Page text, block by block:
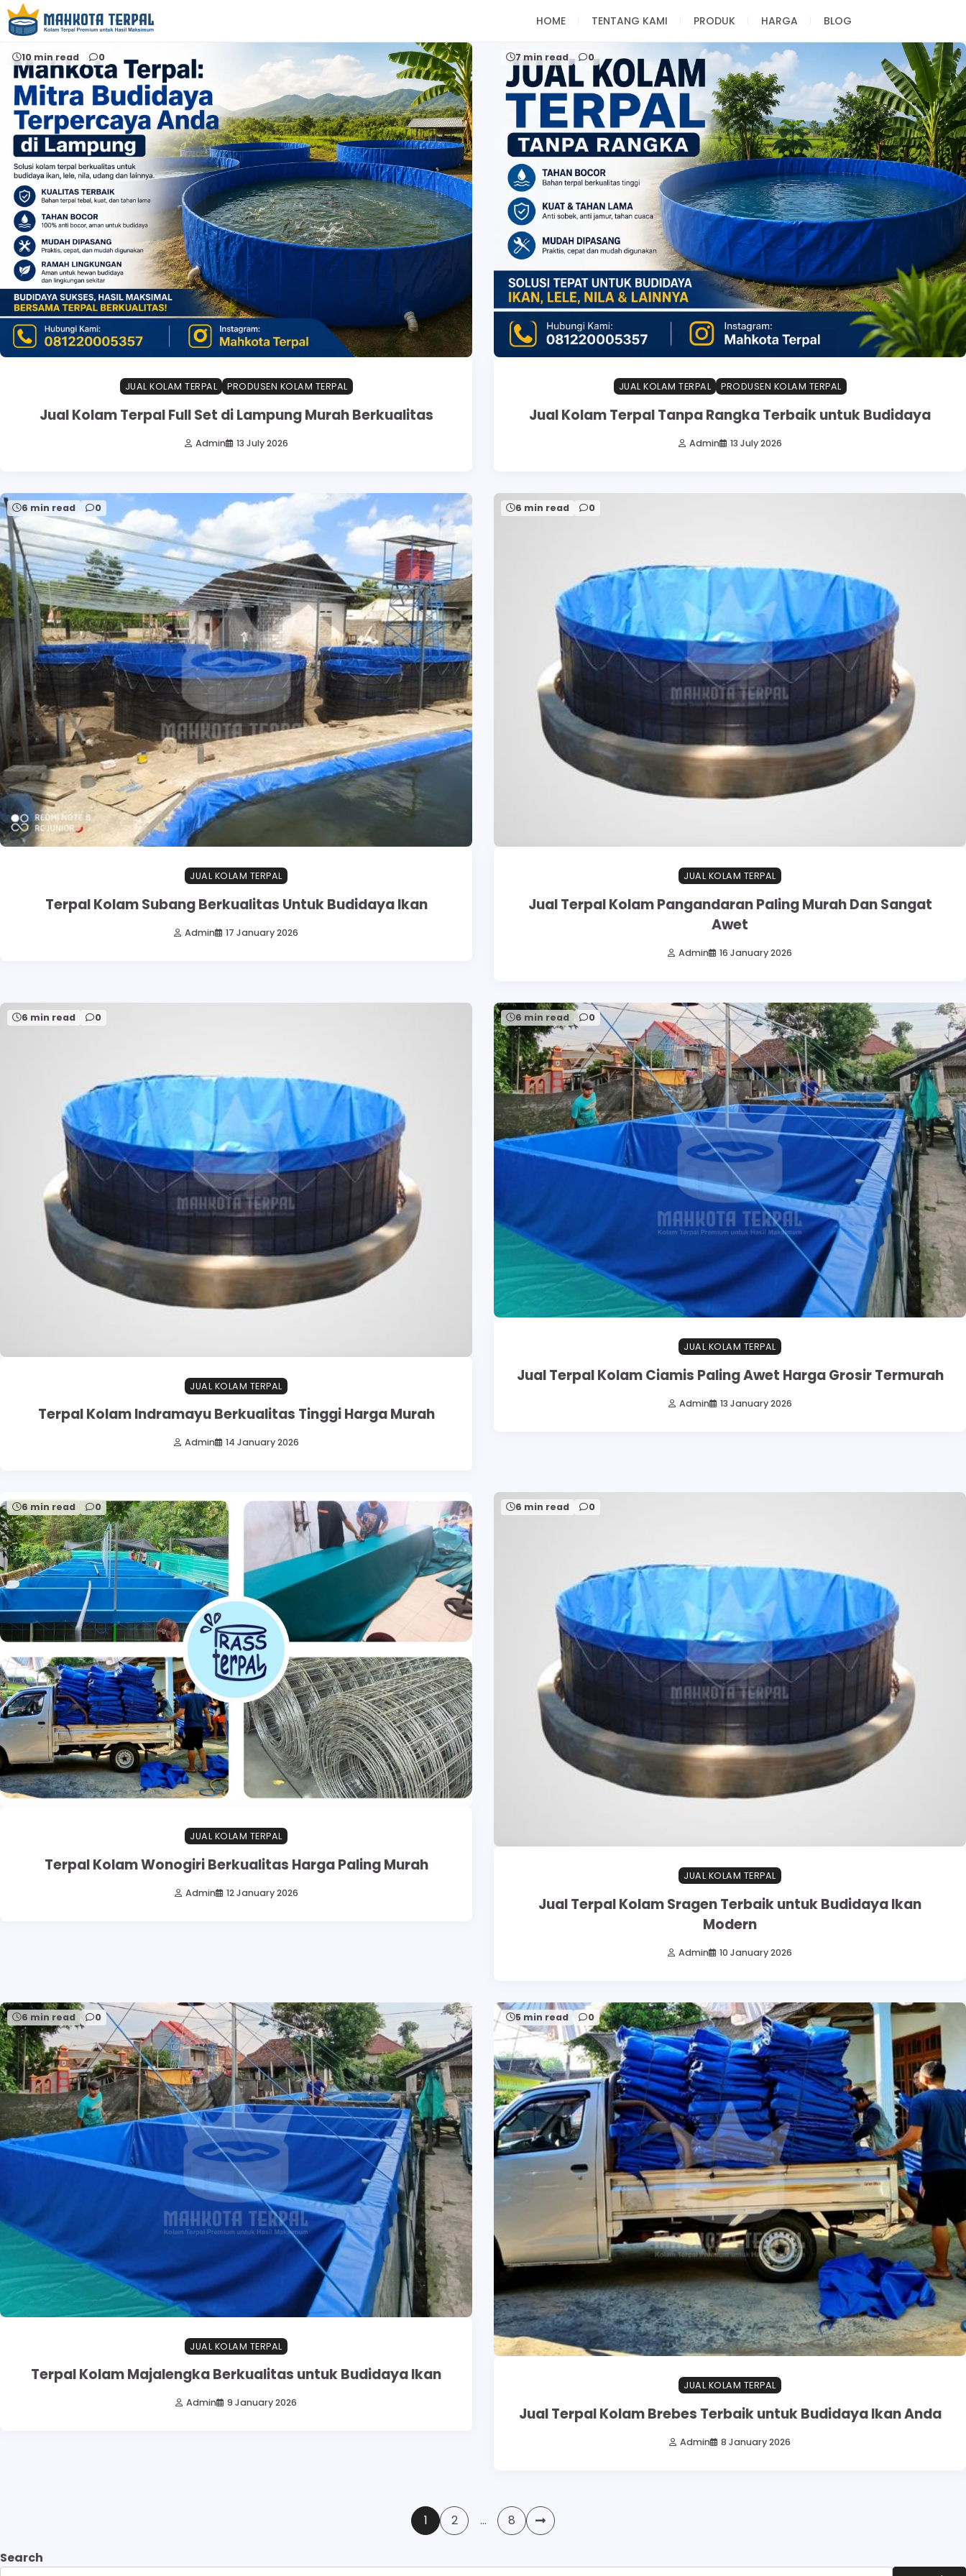
HOME TENTANG KAMI PRODUK HARGA BLOG
Home Jual Kolam Terpal
10 min read 0
JUAL KOLAM TERPAL PRODUSEN KOLAM TERPAL
Jual Kolam Terpal Full Set di Lampung Murah Berkualitas
Admin 13 July 2026
7 min read 0
JUAL KOLAM TERPAL PRODUSEN KOLAM TERPAL
Jual Kolam Terpal Tanpa Rangka Terbaik untuk Budidaya
Admin 13 July 2026
6 min read 0
JUAL KOLAM TERPAL
Terpal Kolam Subang Berkualitas Untuk Budidaya Ikan
Admin 17 January 2026
6 min read 0
JUAL KOLAM TERPAL
Jual Terpal Kolam Pangandaran Paling Murah Dan Sangat
Awet
Admin 16 January 2026
6 min read 0
JUAL KOLAM TERPAL
Terpal Kolam Indramayu Berkualitas Tinggi Harga Murah
Admin 14 January 2026
6 min read 0
JUAL KOLAM TERPAL
Jual Terpal Kolam Ciamis Paling Awet Harga Grosir Termurah
Admin 13 January 2026
6 min read 0
JUAL KOLAM TERPAL
Terpal Kolam Wonogiri Berkualitas Harga Paling Murah
Admin 12 January 2026
6 min read 0
JUAL KOLAM TERPAL
Jual Terpal Kolam Sragen Terbaik untuk Budidaya Ikan
Modern
Admin 10 January 2026
6 min read 0
JUAL KOLAM TERPAL
Terpal Kolam Majalengka Berkualitas untuk Budidaya Ikan
Admin 9 January 2026
5 min read 0
JUAL KOLAM TERPAL
Jual Terpal Kolam Brebes Terbaik untuk Budidaya Ikan Anda
Admin 8 January 2026
1 2 … 8
Search